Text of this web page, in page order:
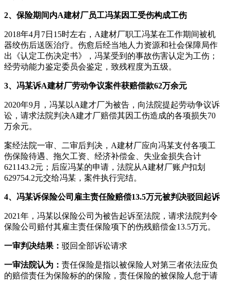
2、保险期间内A建材厂员工冯某因工受伤构成工伤
2018年4月7日15时左右，A建材厂职工冯某在工作期间被机
器绞伤后送医治疗。伤愈后经当地人力资源和社会保障局作
出《认定工伤决定书》，冯某受到的事故伤害认定为工伤；
经劳动能力鉴定委员会鉴定，致残程度为五级。
3、冯某诉A建材厂劳动争议案件获赔偿款62万余元
2020年9月，冯某以A建才厂为被告，向法院提起劳动争议诉
讼，请求法院判决A建才厂赔偿其因工伤造成的各项损失70
万余元。
案经法院一审、二审后判决，A建材厂应向冯某支付各项工
伤保险待遇、拖欠工资、经济补偿金、失业金损失合计
621143.2元；后应冯某的申请，法院从A建材厂账户扣划
629754.2元交给冯某，案件执行完结。
4、冯某诉保险公司雇主责任险赔偿13.5万元被判决驳回起诉
2021年，冯某以保险公司为被告起诉至法院，请求法院判令
保险公司赔付其雇主责任保险项下的伤残赔偿金13.5万元。
一审判决结果： 驳回全部诉讼请求
一审法院认为： 责任保险是指以被保险人对第三者依法应负
的赔偿责任为保险标的的保险，责任保险的被保险人怠于请